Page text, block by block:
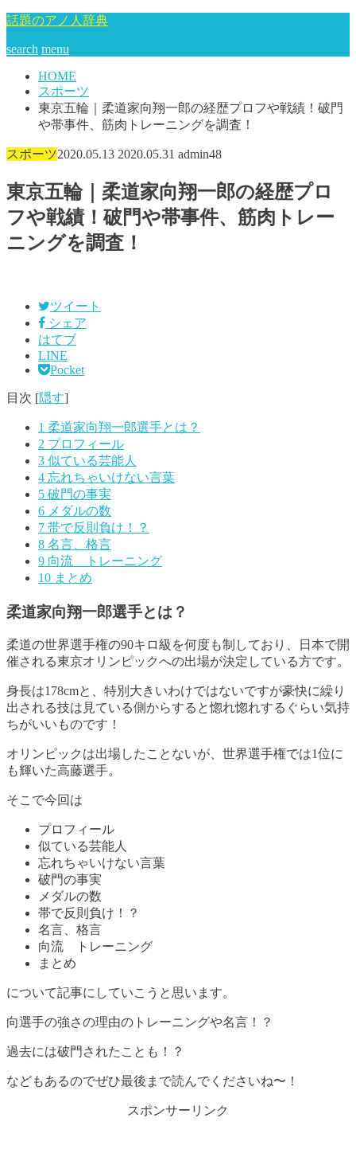
話題のアノ人辞典
search menu
HOME
スポーツ
東京五輪｜柔道家向翔一郎の経歴プロフや戦績！破門
や帯事件、筋肉トレーニングを調査！
スポーツ2020.05.13 2020.05.31 admin48
東京五輪｜柔道家向翔一郎の経歴プロ
フや戦績！破門や帯事件、筋肉トレー
ニングを調査！
ツイート
シェア
はてブ
LINE
Pocket
目次 [隠す]
1 柔道家向翔一郎選手とは？
2 プロフィール
3 似ている芸能人
4 忘れちゃいけない言葉
5 破門の事実
6 メダルの数
7 帯で反則負け！？
8 名言、格言
9 向流 トレーニング
10 まとめ
柔道家向翔一郎選手とは？
柔道の世界選手権の90キロ級を何度も制しており、日本で開
催される東京オリンピックへの出場が決定している方です。
身長は178cmと、特別大きいわけではないですが豪快に繰り
出される技は見ている側からすると惚れ惚れするぐらい気持
ちがいいものです！
オリンピックは出場したことないが、世界選手権では1位に
も輝いた高藤選手。
そこで今回は
プロフィール
似ている芸能人
忘れちゃいけない言葉
破門の事実
メダルの数
帯で反則負け！？
名言、格言
向流 トレーニング
まとめ
について記事にしていこうと思います。
向選手の強さの理由のトレーニングや名言！？
過去には破門されたことも！？
などもあるのでぜひ最後まで読んでくださいね〜！
スポンサーリンク